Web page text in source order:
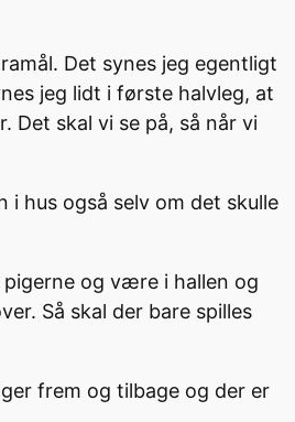
Det synes jeg egentligt
jeg lidt i første halvleg, at
Det skal vi se på, så når vi
i hus også selv om det skulle
og være i hallen og
Så skal der bare spilles
frem og tilbage og der er